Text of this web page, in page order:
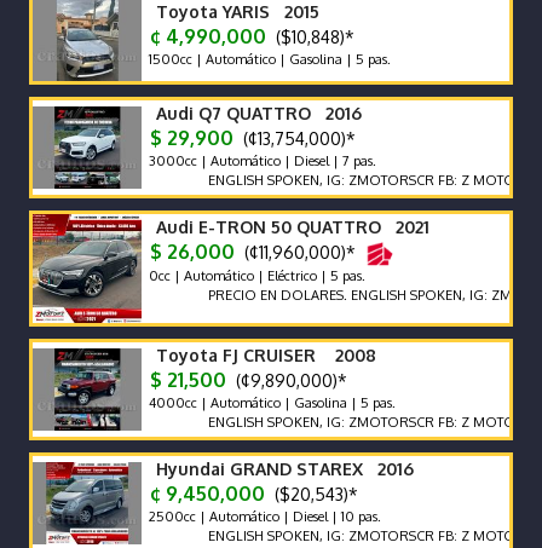
Toyota YARIS 2015
¢ 4,990,000 ($10,848)*
1500cc | Automático | Gasolina | 5 pas.
Audi Q7 QUATTRO 2016
$ 29,900 (¢13,754,000)*
3000cc | Automático | Diesel | 7 pas.
ENGLISH SPOKEN, IG: ZMOTORSCR FB: Z MOTORS.
Audi E-TRON 50 QUATTRO 2021
$ 26,000 (¢11,960,000)*
0cc | Automático | Eléctrico | 5 pas.
PRECIO EN DOLARES. ENGLISH SPOKEN, IG:
Toyota FJ CRUISER 2008
$ 21,500 (¢9,890,000)*
4000cc | Automático | Gasolina | 5 pas.
ENGLISH SPOKEN, IG: ZMOTORSCR FB: Z MOTORS.
Hyundai GRAND STAREX 2016
¢ 9,450,000 ($20,543)*
2500cc | Automático | Diesel | 10 pas.
ENGLISH SPOKEN, IG: ZMOTORSCR FB: Z MOTORS.